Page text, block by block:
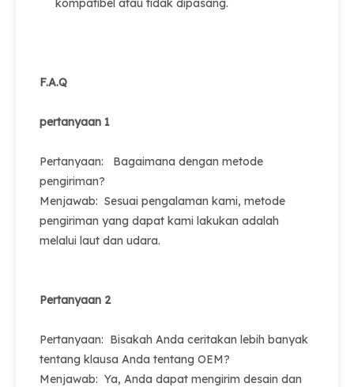
kompatibel atau tidak dipasang.
F.A.Q
pertanyaan 1
Pertanyaan: Bagaimana dengan metode
pengiriman?
Menjawab: Sesuai pengalaman kami, metode
pengiriman yang dapat kami lakukan adalah
melalui laut dan udara.
Pertanyaan 2
Pertanyaan: Bisakah Anda ceritakan lebih banyak
tentang klausa Anda tentang OEM?
Menjawab: Ya, Anda dapat mengirim desain dan